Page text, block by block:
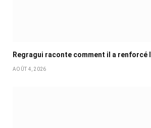
Regragui raconte comment il a renforcé
AOÛT 4, 2026